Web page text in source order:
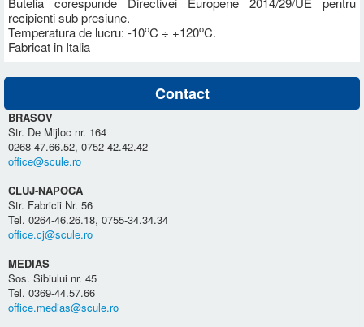
recipienti sub presiune.
Temperatura de lucru: -10oC ÷ +120oC.
Fabricat in Italia
Contact
BRASOV
Str. De Mijloc nr. 164
0268-47.66.52, 0752-42.42.42
office@scule.ro
CLUJ-NAPOCA
Str. Fabricii Nr. 56
Tel. 0264-46.26.18, 0755-34.34.34
office.cj@scule.ro
MEDIAS
Sos. Sibiului nr. 45
Tel. 0369-44.57.66
office.medias@scule.ro